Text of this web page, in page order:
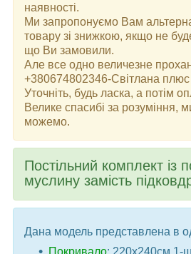
наявності.
Ми запропонуємо Вам
товару зі знижкою, якщо не
що Ви замовили.
Але все одно величезне
+380674802346-Світлана плюс
Уточніть, будь ласка, а потім
Велике спасибі за розуміння,
можемо.
Постільний комплект із
муслину замість
Дана модель представлена ​​в
Покривало: 220x240см 1-